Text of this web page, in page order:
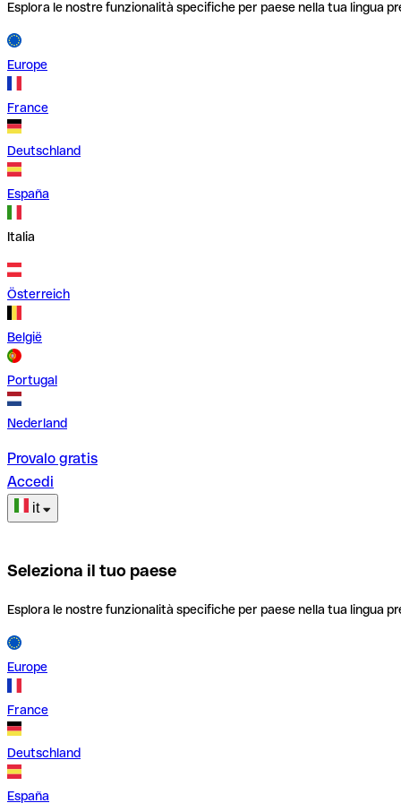
Esplora le nostre funzionalità specifiche per paese nella tua lingua
Europe
France
Deutschland
España
Italia
Österreich
België
Portugal
Nederland
Provalo gratis
Accedi
it
Seleziona il tuo paese
Esplora le nostre funzionalità specifiche per paese nella tua lingua
Europe
France
Deutschland
España